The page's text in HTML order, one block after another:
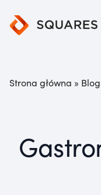
Strona główna » Blog